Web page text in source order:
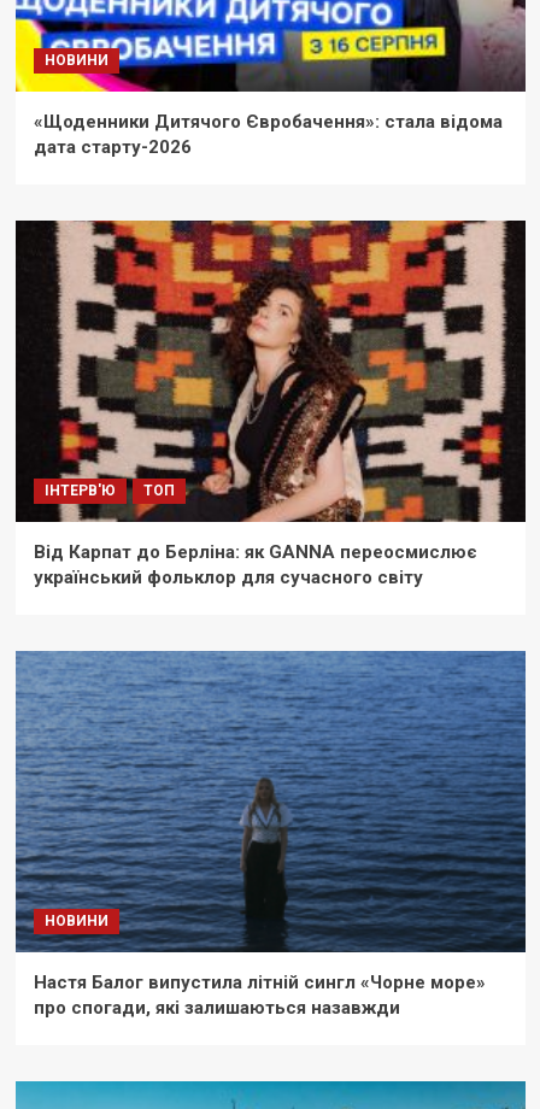
НОВИНИ
«Щоденники Дитячого Євробачення»: стала відома
дата старту-2026
ІНТЕРВ'Ю ТОП
Від Карпат до Берліна: як GANNA переосмислює
український фольклор для сучасного світу
НОВИНИ
Настя Балог випустила літній сингл «Чорне море»
про спогади, які залишаються назавжди